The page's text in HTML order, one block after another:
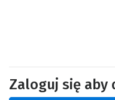
Zaloguj się aby